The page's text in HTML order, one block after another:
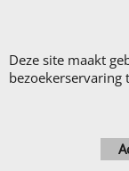
Deze site maakt
bezoekerservaring